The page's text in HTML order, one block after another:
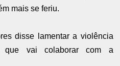
mais se feriu.
disse lamentar a violência
que vai colaborar com a